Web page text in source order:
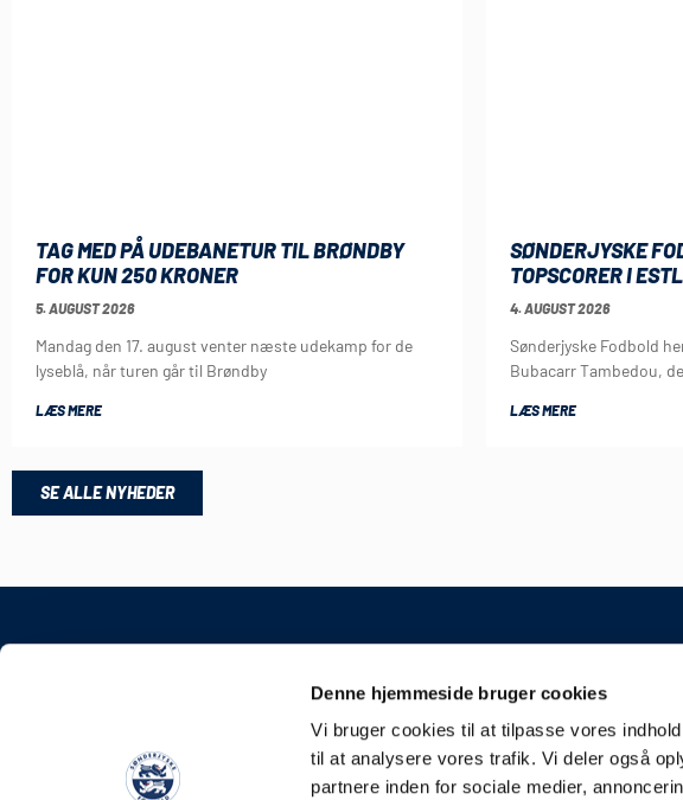
Denne hjemmeside bruger cookies
Vi bruger cookies til at tilpasse vores
til at analysere vores trafik. Vi deler også
partnere inden for sociale medier,
TAG MED PÅ UDEBANETUR TIL BRØNDBY
FOR KUN 250 KRONER
5. AUGUST 2026
Mandag den 17. august venter næste udekamp for de
lyseblå, når turen går til Brøndby
LÆS MERE
SØNDERJYSKE
TOPSCORER I
4. AUGUST 2026
Sønderjyske Fodbold
Bubacarr Tambedou,
LÆS MERE
SE ALLE NYHEDER
Stadionvej 5, 6100 Haderslev
E-mail: kontakt@soenderjyskefodbold.dk